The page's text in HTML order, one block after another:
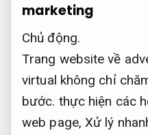
marketing
Chủ động.
Trang website về
virtual không chỉ
bước. thực hiện các
web page, Xử lý